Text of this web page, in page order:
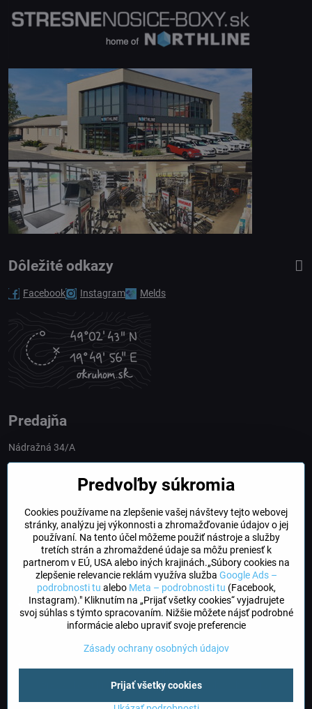
Dôležité odkazy
Facebook Instagram Melds
Predajňa
Nádražná 34/A
obchod​@northline​.sk
Otváracie hodiny
PO, UT, STR, ŠT: 9.00 - 17.00
PIA: 8.00 - 16.00
DogFriendly
Psíky sú u nás vítané
©2026Copyright
Predvoľby súkromiaZásady ochrany osobných údajov
Stav objednávky
Predvoľby súkromia
Cookies používame na zlepšenie vašej návštevy tejto webovej
stránky, analýzu jej výkonnosti a zhromažďovanie údajov o jej
používaní. Na tento účel môžeme použiť nástroje a služby
tretích strán a zhromaždené údaje sa môžu preniesť k
partnerom v EÚ, USA alebo iných krajinách.„Súbory cookies na
zlepšenie relevancie reklám využíva služba Google Ads –
podrobnosti tu alebo Meta – podrobnosti tu (Facebook,
Instagram)." Kliknutím na „Prijať všetky cookies“ vyjadrujete
svoj súhlas s týmto spracovaním. Nižšie môžete nájsť podrobné
informácie alebo upraviť svoje preferencie
Zásady ochrany osobných údajov
Prijať všetky cookies